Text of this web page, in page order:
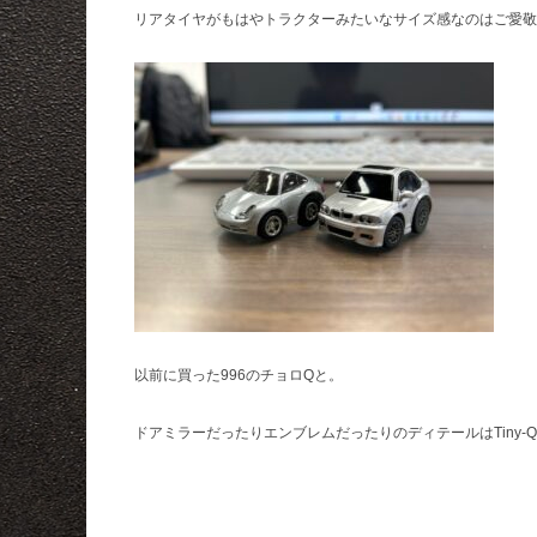
リアタイヤがもはやトラクターみたいなサイズ感なのはご愛敬
以前に買った996のチョロQと。
ドアミラーだったりエンブレムだったりのディテールはTiny-Q